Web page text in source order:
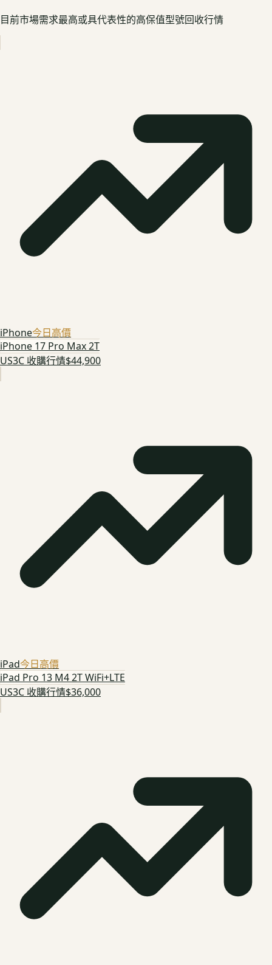
目前市場需求最高或具代表性的高保值型號回收行情
iPhone今日高價
iPhone 17 Pro Max 2T
US3C 收購行情$44,900
iPad今日高價
iPad Pro 13 M4 2T WiFi+LTE
US3C 收購行情$36,000